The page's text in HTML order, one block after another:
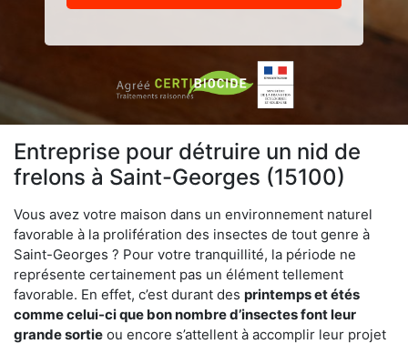
Entreprise pour détruire un nid de
frelons à Saint-Georges (15100)
Vous avez votre maison dans un environnement naturel
favorable à la prolifération des insectes de tout genre à
Saint-Georges ? Pour votre tranquillité, la période ne
représente certainement pas un élément tellement
favorable. En effet, c’est durant des printemps et étés
comme celui-ci que bon nombre d’insectes font leur
grande sortie ou encore s’attellent à accomplir leur projet